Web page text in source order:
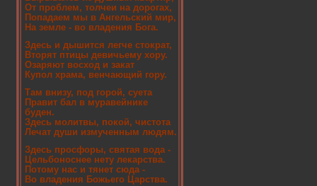
От проблем, толчеи на дорогах,
Попадаем мы в Ангельский мир,
На земле - во владения Бога.
Здесь и дышится легче стократ,
Вторят птицы девичьему хору.
Озаряют восход и закат
Купол храма, венчающий гору.
Там внизу, под горой, суета
Правит бал в муравейнике
буден.
Здесь молитвы, покой, чистота
Лечат души измученным людям.
Здесь просфоры, святая вода -
Цельбоноснее нету лекарства.
Потому нас и тянет сюда -
Во владения Божьего Царства.